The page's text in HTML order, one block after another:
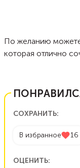
По желанию
которая отлично
СОХРАНИТЬ:
В избранное 16
ОЦЕНИТЬ: